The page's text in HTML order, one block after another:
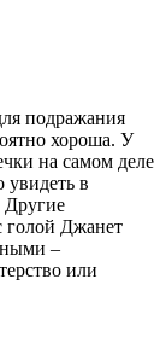
подражания
хороша. У
на самом деле
в
Другие
голой Джанет
–
или